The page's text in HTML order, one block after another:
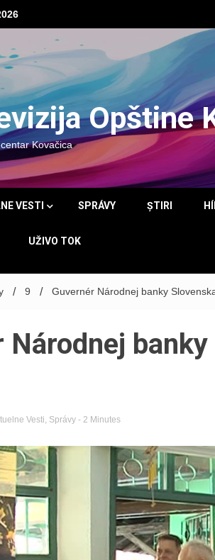
Opštine
Kovačica
VESTI SPRÁVY ȘTIRI
UŽIVO TOK
9 Guvernér Národnej banky
Národnej
Vesti Správy - 2 Minutes